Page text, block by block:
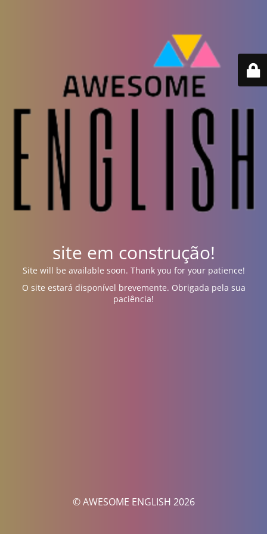
site em construção!
Site will be available soon. Thank you for your patience!
O site estará disponível brevemente. Obrigada pela sua
paciência!
© AWESOME ENGLISH 2026